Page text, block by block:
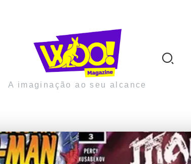
A imaginação ao seu alcance